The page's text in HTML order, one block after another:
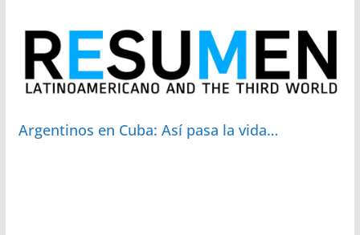
Argentinos en Cuba: Así pasa la vida…